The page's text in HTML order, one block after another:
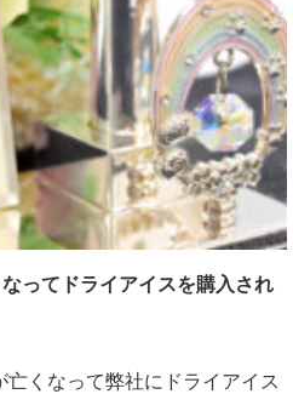
ってドライアイスを購入され
くなって弊社にドライアイス